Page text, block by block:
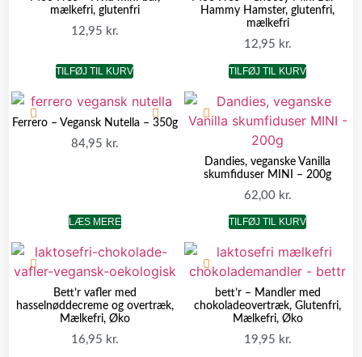
mælkefri, glutenfri
12,95 kr.
TILFØJ TIL KURV
Hammy Hamster, glutenfri,
mælkefri
12,95 kr.
TILFØJ TIL KURV
Ferrero – Vegansk Nutella – 350g
84,95 kr.
LÆS MERE
Dandies, veganske Vanilla
skumfiduser MINI – 200g
62,00 kr.
TILFØJ TIL KURV
Bett’r vafler med
hasselnøddecreme og overtræk,
Mælkefri, Øko
16,95 kr.
bett’r – Mandler med
chokoladeovertræk, Glutenfri,
Mælkefri, Øko
19,95 kr.